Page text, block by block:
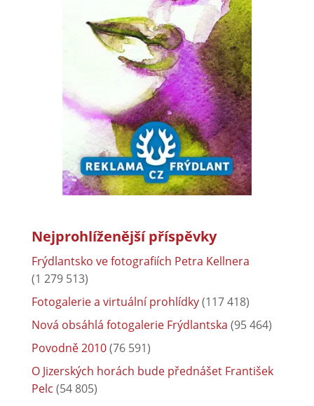
Nejprohlíženější příspěvky
Frýdlantsko ve fotografiích Petra Kellnera
(1 279 513)
Fotogalerie a virtuální prohlídky(117 418)
Nová obsáhlá fotogalerie Frýdlantska (95 464)
Povodně 2010(76 591)
O Jizerských horách bude přednášet František
Pelc (54 805)